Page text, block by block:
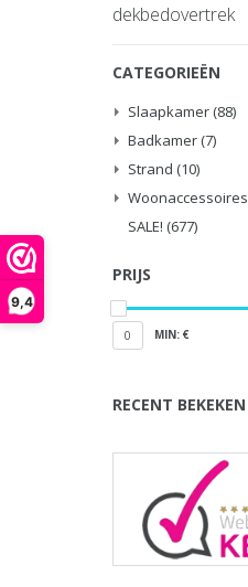
9,4
dekbedovertrek
CATEGORIEËN
Slaapkamer (88)
Badkamer (7)
Strand (10)
Woonaccessoires
SALE! (677)
PRIJS
0 MIN: €
RECENT BEKEKEN